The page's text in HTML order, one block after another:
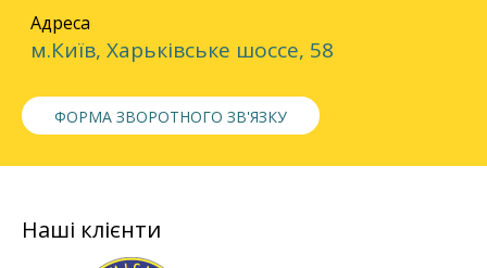
Адреса
м.Київ, Харьківське шоссе, 58
ФОРМА ЗВОРОТНОГО ЗВ'ЯЗКУ
Наші клієнти